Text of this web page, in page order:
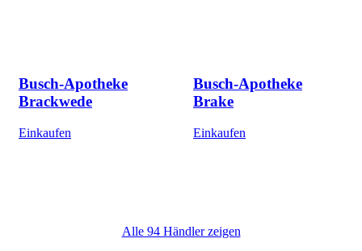
Busch-Apotheke
Brackwede
Einkaufen
Busch-Apotheke
Brake
Einkaufen
Alle 94 Händler zeigen